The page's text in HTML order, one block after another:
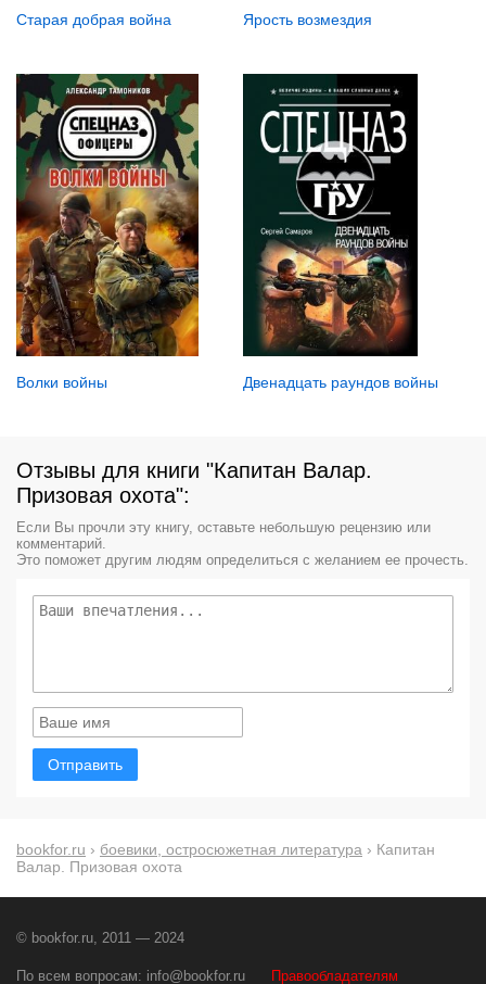
Старая добрая война Ярость возмездия
Волки войны Двенадцать раундов войны
Отзывы для книги "Капитан Валар.
Призовая охота":
Если Вы прочли эту книгу, оставьте небольшую рецензию или
комментарий.
Это поможет другим людям определиться с желанием ее прочесть.
Отправить
bookfor.ru › боевики, остросюжетная литература › Капитан
Валар. Призовая охота
© bookfor.ru, 2011 — 2024
По всем вопросам: info@bookfor.ru Правообладателям